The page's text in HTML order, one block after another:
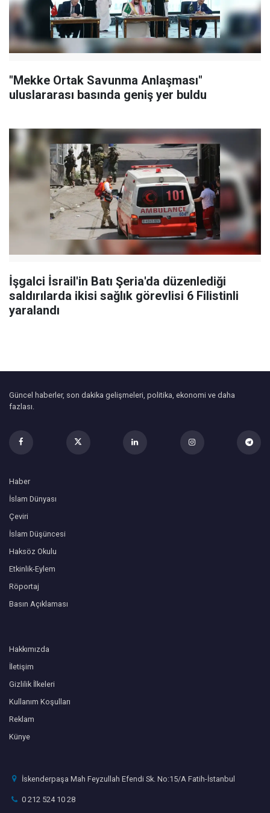
"Mekke Ortak Savunma Anlaşması"
uluslararası basında geniş yer buldu
İşgalci İsrail'in Batı Şeria'da düzenlediği
saldırılarda ikisi sağlık görevlisi 6 Filistinli
yaralandı
Güncel haberler, son dakika gelişmeleri, politika, ekonomi ve daha
fazlası.
Haber
İslam Dünyası
Çeviri
İslam Düşüncesi
Haksöz Okulu
Etkinlik-Eylem
Röportaj
Basın Açıklaması
Hakkımızda
İletişim
Gizlilik İlkeleri
Kullanım Koşulları
Reklam
Künye
İskenderpaşa Mah Feyzullah Efendi Sk. No:15/A Fatih-İstanbul
0 212 524 10 28